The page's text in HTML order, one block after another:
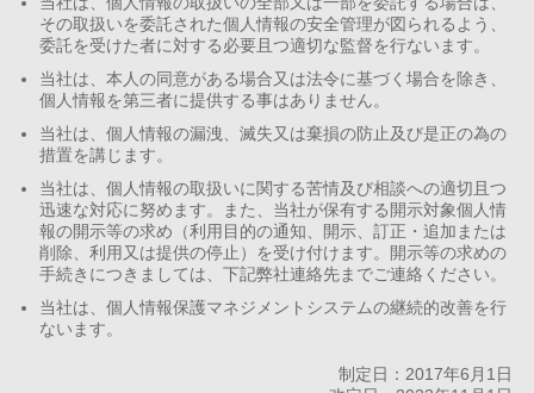
その取扱いを委託された個人情報の安全管理が図られるよう、
委託を受けた者に対する必要且つ適切な監督を行ないます。
当社は、本人の同意がある場合又は法令に基づく場合を除き、
個人情報を第三者に提供する事はありません。
当社は、個人情報の漏洩、滅失又は棄損の防止及び是正の為の
措置を講じます。
当社は、個人情報の取扱いに関する苦情及び相談への適切且つ
迅速な対応に努めます。また、当社が保有する開示対象個人情
報の開示等の求め（利用目的の通知、開示、訂正・追加または
削除、利用又は提供の停止）を受け付けます。開示等の求めの
手続きにつきましては、下記弊社連絡先までご連絡ください。
当社は、個人情報保護マネジメントシステムの継続的改善を行
ないます。
制定日：2017年6月1日